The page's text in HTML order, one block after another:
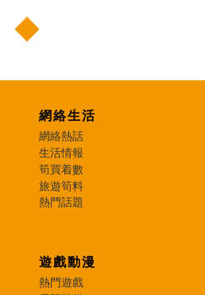
網絡生活
網絡熱話
生活情報
筍買着數
旅遊筍料
熱門話題
遊戲動漫
熱門遊戲